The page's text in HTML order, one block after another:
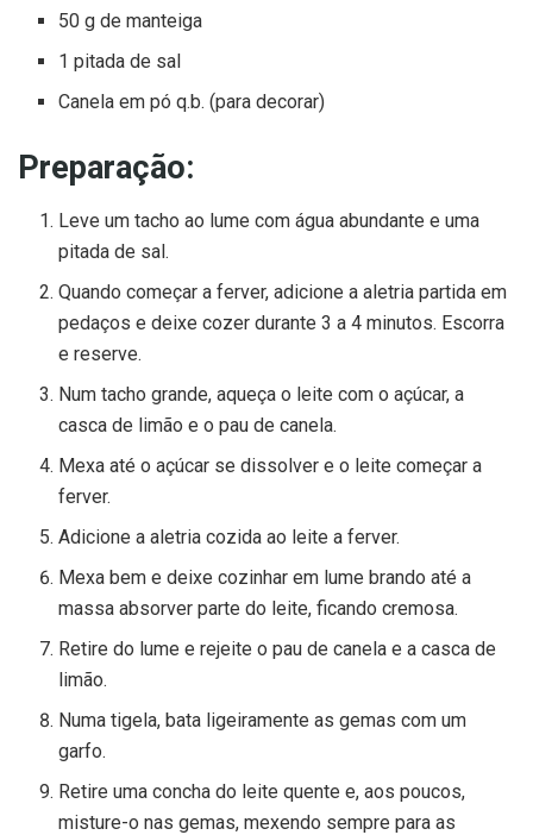
50 g de manteiga
1 pitada de sal
Canela em pó q.b. (para decorar)
Preparação:
Leve um tacho ao lume com água abundante e uma
pitada de sal.
Quando começar a ferver, adicione a aletria partida em
pedaços e deixe cozer durante 3 a 4 minutos. Escorra
e reserve.
Num tacho grande, aqueça o leite com o açúcar, a
casca de limão e o pau de canela.
Mexa até o açúcar se dissolver e o leite começar a
ferver.
Adicione a aletria cozida ao leite a ferver.
Mexa bem e deixe cozinhar em lume brando até a
massa absorver parte do leite, ficando cremosa.
Retire do lume e rejeite o pau de canela e a casca de
limão.
Numa tigela, bata ligeiramente as gemas com um
garfo.
Retire uma concha do leite quente e, aos poucos,
misture-o nas gemas, mexendo sempre para as